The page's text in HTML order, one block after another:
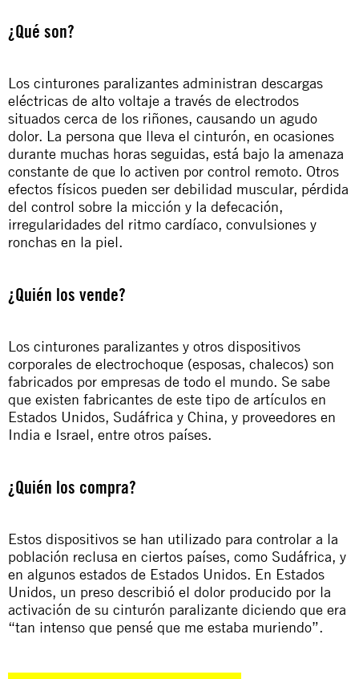
¿Qué son?
Los cinturones paralizantes administran descargas
eléctricas de alto voltaje a través de electrodos
situados cerca de los riñones, causando un agudo
dolor. La persona que lleva el cinturón, en ocasiones
durante muchas horas seguidas, está bajo la amenaza
constante de que lo activen por control remoto. Otros
efectos físicos pueden ser debilidad muscular, pérdida
del control sobre la micción y la defecación,
irregularidades del ritmo cardíaco, convulsiones y
ronchas en la piel.
¿Quién los vende?
Los cinturones paralizantes y otros dispositivos
corporales de electrochoque (esposas, chalecos) son
fabricados por empresas de todo el mundo. Se sabe
que existen fabricantes de este tipo de artículos en
Estados Unidos, Sudáfrica y China, y proveedores en
India e Israel, entre otros países.
¿Quién los compra?
Estos dispositivos se han utilizado para controlar a la
población reclusa en ciertos países, como Sudáfrica, y
en algunos estados de Estados Unidos. En Estados
Unidos, un preso describió el dolor producido por la
activación de su cinturón paralizante diciendo que era
“tan intenso que pensé que me estaba muriendo”.